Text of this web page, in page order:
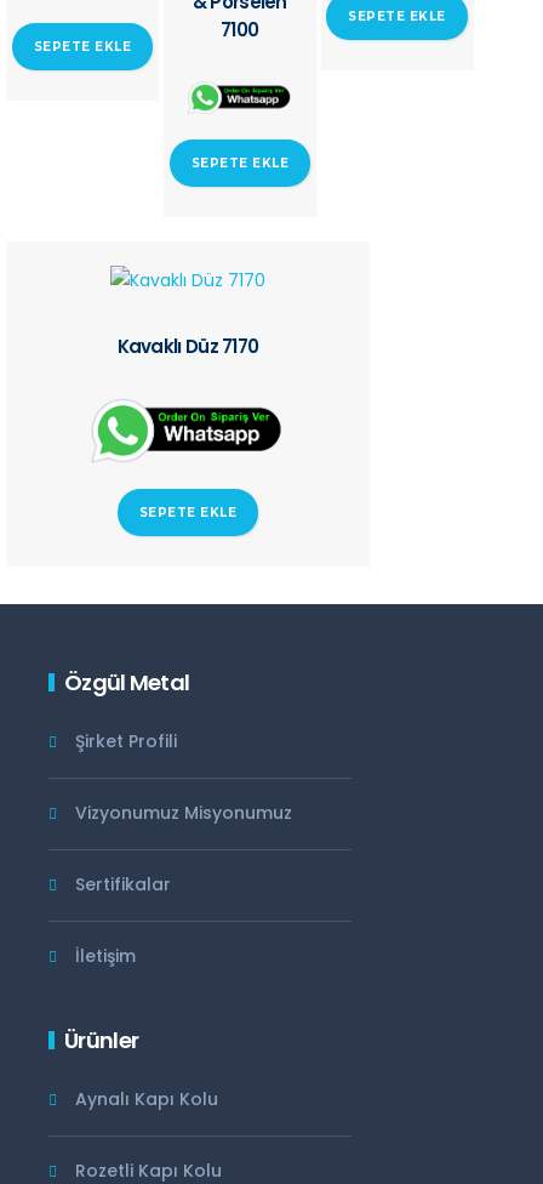
SEPETE EKLE
7100
SEPETE EKLE
SEPETE EKLE
Kavaklı Düz 7170
SEPETE EKLE
Özgül Metal
Şirket Profili
Vizyonumuz Misyonumuz
Sertifikalar
İletişim
Ürünler
Aynalı Kapı Kolu
Rozetli Kapı Kolu